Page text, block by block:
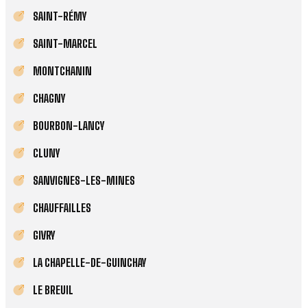
SAINT-RÉMY
SAINT-MARCEL
MONTCHANIN
CHAGNY
BOURBON-LANCY
CLUNY
SANVIGNES-LES-MINES
CHAUFFAILLES
GIVRY
LA CHAPELLE-DE-GUINCHAY
LE BREUIL